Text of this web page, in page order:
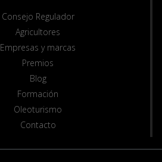
Consejo Regulador
Agricultores
Empresas y marcas
Premios
Blog
Formación
Oleoturismo
Contacto